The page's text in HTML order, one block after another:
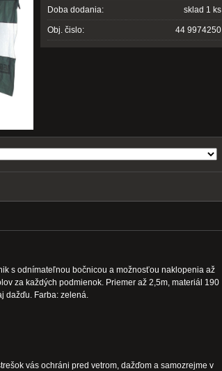
Doba dodania: sklad 1 ks
Obj. čislo: 44 9974250
s odnímateľnou bočnicou a možnosťou naklopenia až
za každých podmienok. Priemer až 2,5m, materiál 190
dažďu. Farba: zelená.
vás ochráni pred vetrom, dažďom a samozrejme v